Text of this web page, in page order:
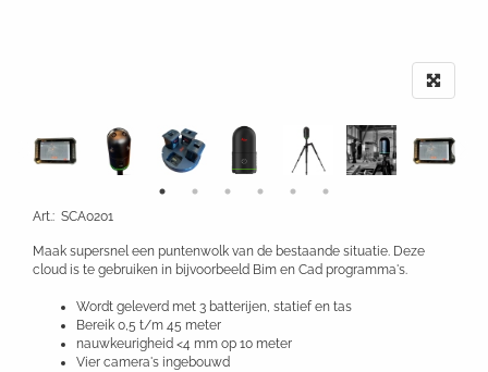
Art.: SCA0201
Maak supersnel een puntenwolk van de bestaande situatie. Deze
cloud is te gebruiken in bijvoorbeeld Bim en Cad programma's.
Wordt geleverd met 3 batterijen, statief en tas
Bereik 0,5 t/m 45 meter
nauwkeurigheid <4 mm op 10 meter
Vier camera's ingebouwd